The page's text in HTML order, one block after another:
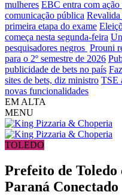
mulheres EBC entra com ação
comunicação pública
primeira etapa do exame
começa nesta segunda-feira
pesquisadores negros Prouni
para o 2º semestre de 2026
publicidade de bets no país
sites de bets, diz ministro TSE
novas funcionalidades
EM ALTA
MENU
TOLEDO
Prefeito de Toledo
Paraná Conectado